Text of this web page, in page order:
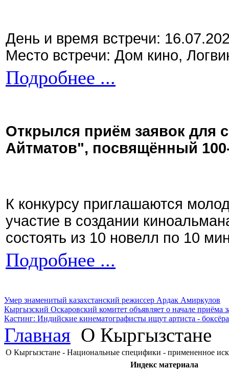
День и время встречи:
Место встречи: Дом кино,
Подробнее ...
Открылся приём заявок для
Айтматов", посвящённый
К конкурсу приглашаются
участие в создании
состоять из 10 новелл по 10
Подробнее ...
Умер знаменитый казахстанский режиссер Ардак Амиркулов
Кыргызский Оскаровский комитет объявляет о начале приёма
Кастинг: Индийские кинематографисты ищут артиста -
Главная О Кыргызстане
О Кыргызстане - Национальные специфики - примененное
Индекс материала